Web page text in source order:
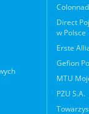
Direct
w Polsce
Erste
Gefion
MTU
PZU S.A.